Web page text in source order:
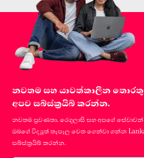
නවතම සහ යාවත්කාලීන
අපව සබ්ස්ක්‍රයිබ් කරන්න.
නවතම ප්‍රවණතා, රෙගුලාසි සහ අපගේ
ඔබගේ විද්‍යුත් තැපෑල වෙත ගෙන්වා ගන්න
සබ්ස්ක්‍රයිබ් කරන්න.